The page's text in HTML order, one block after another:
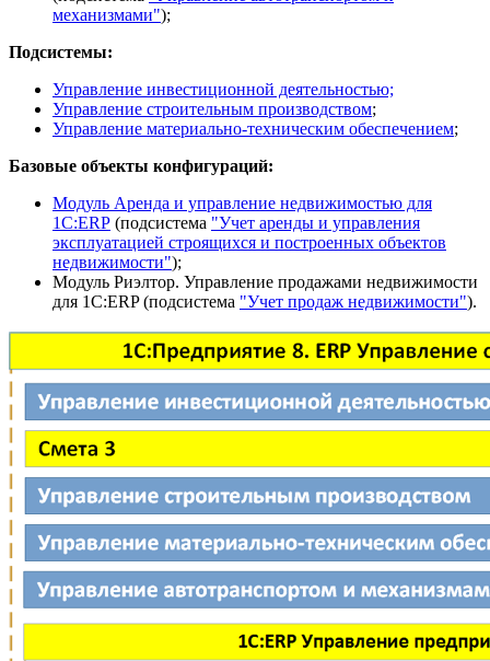
механизмами");
Подсистемы:
Управление инвестиционной деятельностью;
Управление строительным производством;
Управление материально-техническим обеспечением;
Базовые объекты конфигураций:
Модуль Аренда и управление недвижимостью для
1С:ERP (подсистема "Учет аренды и управления
эксплуатацией строящихся и построенных объектов
недвижимости");
Модуль Риэлтор. Управление продажами недвижимости
для 1С:ERP (подсистема "Учет продаж недвижимости").